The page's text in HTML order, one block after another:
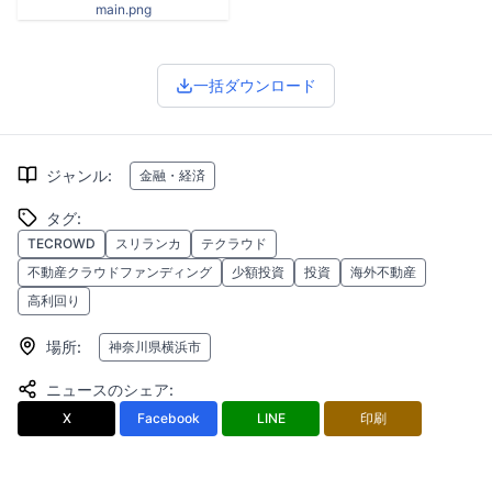
main.png
一括ダウンロード
ジャンル: 金融・経済
タグ:
TECROWD スリランカ
テクラウド
不動産クラウドファンディング
少額投資 投資
海外不動産
高利回り
場所: 神奈川県横浜市
ニュースのシェア:
X Facebook LINE 印刷